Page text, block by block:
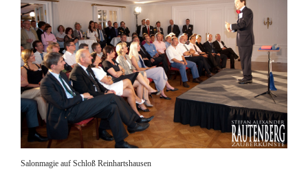
Salonmagie auf Schloß Reinhartshausen